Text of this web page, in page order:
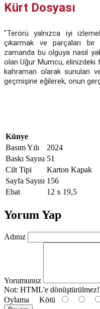
Kürt Dosyası
"Terörü yalnızca iyi
çıkarmak ve parçaları
zamanda bu olguya nasıl
olan Uğur Mumcu, elinizdeki
kahraman olarak sunulan
geçmişine eğilerek, onun
Künye
Basım Yılı
2024
Baskı Sayısı 51
Cilt Tipi
Karton Kapak
Sayfa Sayısı 156
Ebat
12 x 19,5
Yorum Yap
Adınız
Yorumunuz
Not: HTML'e dönüştürülmez!
Oylama Kötü